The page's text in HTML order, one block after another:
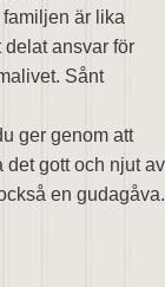
är lika
delat ansvar för
Sånt
ger genom att
det gott och njut av
en gudagåva.